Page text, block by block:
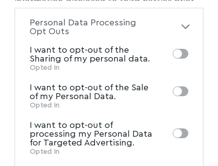
of the further disclosure of your personal
of downstream participants. This
information may also be disclosed by us to
Participantsthat may further disclose it to
other third parties.
Personal Data Processing
Opt Outs
I want to opt-out of the
Sharing of my personal data.
Opted In
I want to opt-out of the Sale
of my Personal Data.
Opted In
I want to opt-out of
processing my Personal Data
for Targeted Advertising.
Opted In